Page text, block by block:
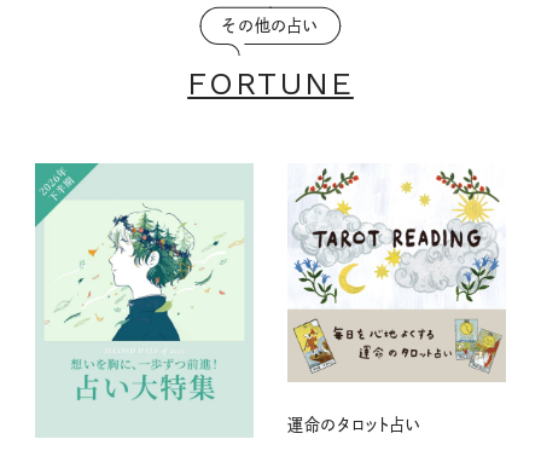
その他の占い
FORTUNE
運命のタロット占い